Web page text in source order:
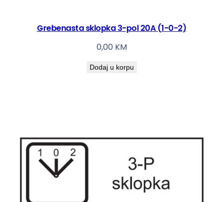
Grebenasta sklopka 3-pol 20A (1-0-2)
0,00 KM
Dodaj u korpu